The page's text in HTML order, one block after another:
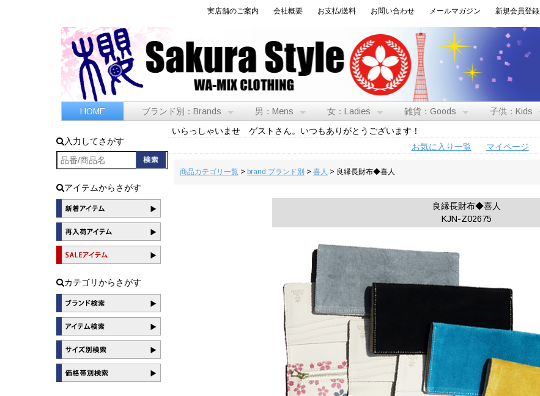
実店舗のご案内 会社概要 お支払/送料 お問い合わせ メールマガジン 新規会員登録
HOME ブランド別：Brands 男：Mens 女：Ladies 雑貨：Goods 子供：Kids
入力してさがす
アイテムからさがす
カテゴリからさがす
いらっしゃいませ ゲストさん。いつもありがとうございます！
お気に入り一覧
マイページ
商品カテゴリ一覧> brand:ブランド別 > 喜人 > 良縁長財布◆喜人
良縁長財布◆喜人
KJN-Z02675